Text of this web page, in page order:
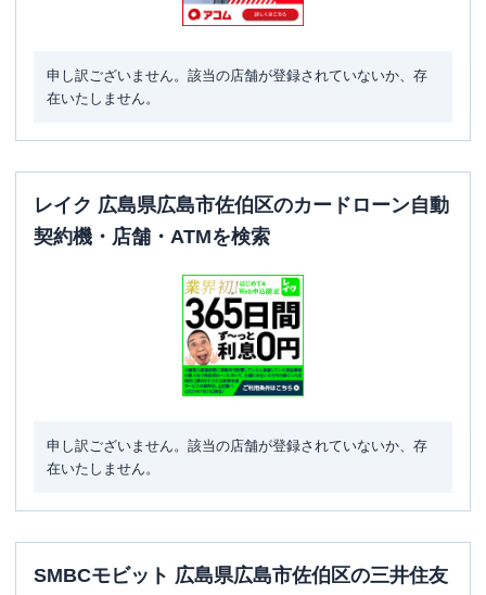
申し訳ございません。該当の店舗が登録されていないか、存
在いたしません。
レイク 広島県広島市佐伯区のカードローン自動
契約機・店舗・ATMを検索
申し訳ございません。該当の店舗が登録されていないか、存
在いたしません。
SMBCモビット 広島県広島市佐伯区の三井住友